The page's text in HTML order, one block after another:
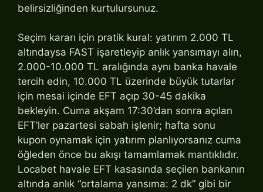
belirsizliğinden kurtulursunuz.
Seçim kararı için pratik kural: yatırım 2.000 TL
altındaysa FAST işaretleyip anlık yansımayı alın,
2.000-10.000 TL aralığında aynı banka havale
tercih edin, 10.000 TL üzerinde büyük tutarlar
için mesai içinde EFT açıp 30-45 dakika
bekleyin. Cuma akşam 17:30’dan sonra açılan
EFT’ler pazartesi sabah işlenir; hafta sonu
kupon oynamak için yatırım planlıyorsanız cuma
öğleden önce bu akışı tamamlamak mantıklıdır.
Locabet havale EFT kasasında seçilen bankanın
altında anlık “ortalama yansıma: 2 dk” gibi bir